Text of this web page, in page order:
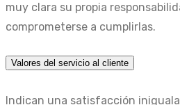
muy clara su propia
comprometerse a cumplirlas.
Valores del servicio al cliente
Indican una satisfacción